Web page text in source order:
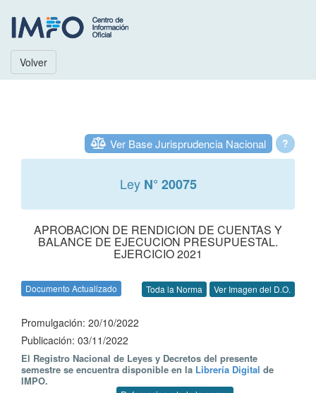
Volver
?
Ver Base Jurisprudencia Nacional
Ley N° 20075
APROBACION DE RENDICION DE CUENTAS Y
BALANCE DE EJECUCION PRESUPUESTAL.
EJERCICIO 2021
Documento Actualizado Toda la Norma Ver Imagen del D.O.
Promulgación: 20/10/2022
Publicación: 03/11/2022
El Registro Nacional de Leyes y Decretos del presente
semestre se encuentra disponible en la Librería Digital de
IMPO.